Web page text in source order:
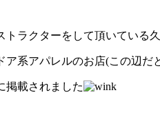
トラクターをして頂いている
系アパレルのお店(この辺だ
掲載されました